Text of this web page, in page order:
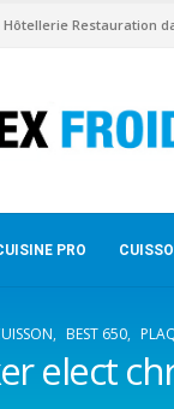
Restauration
PRO
, BEST 650,
elect